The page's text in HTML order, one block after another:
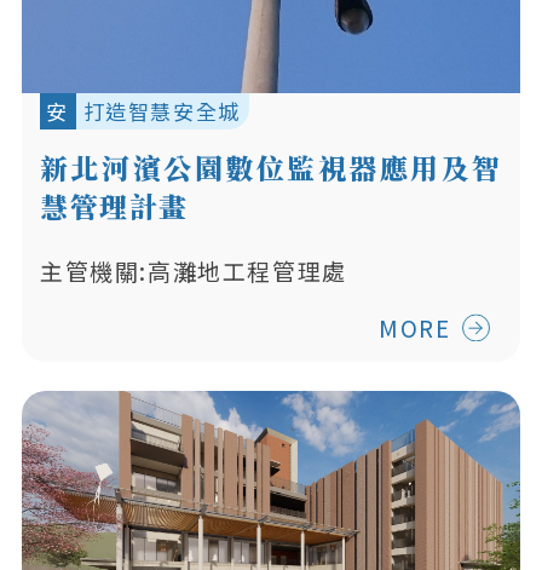
安 打造智慧安全城
新北河濱公園數位監視器應用及智
慧管理計畫
主管機關:高灘地工程管理處
MORE